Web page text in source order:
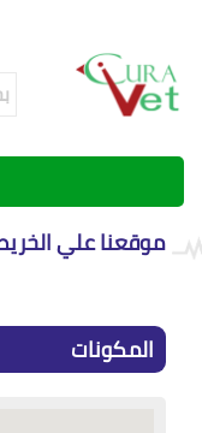
موقعنا علي
المكونات